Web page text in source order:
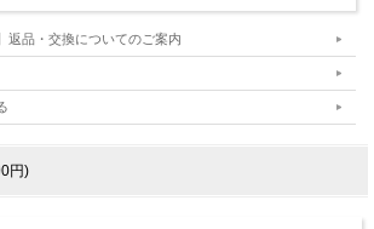
返品・交換についてのご案内
円)